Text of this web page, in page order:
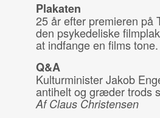
Plakaten
25 år efter premieren på
den psykedeliske
at indfange en films tone.
Q&A
Kulturminister Jakob
antihelt og græder trods
Af Claus Christensen